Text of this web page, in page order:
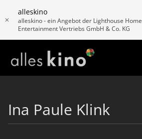
alleskino
alleskino - ein Angebot der Lighthouse Home
Entertainment Vertriebs GmbH & Co. KG
Ina Paule Klink